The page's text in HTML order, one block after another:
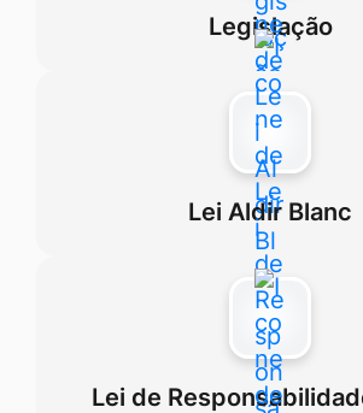
Legislação
Lei Aldir Blanc
Lei de